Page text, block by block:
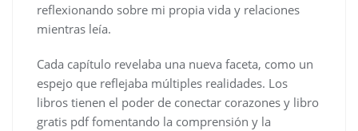
reflexionando sobre mi propia vida y relaciones
mientras leía.
Cada capítulo revelaba una nueva faceta, como un
espejo que reflejaba múltiples realidades. Los
libros tienen el poder de conectar corazones y libro
gratis pdf fomentando la comprensión y la